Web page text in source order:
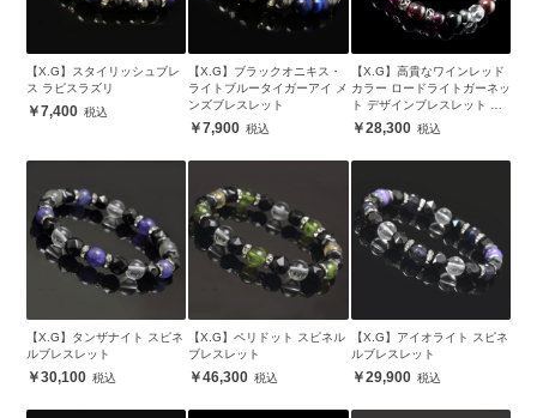
【X.G】スタイリッシュブレ
ス ラピスラズリ
7,400
【X.G】ブラックオニキス・
ライトブルータイガーアイ メ
ンズブレスレット
7,900
【X.G】高貴なワインレッド
カラー ロードライトガーネッ
ト デザインブレスレット メ
ンズ28,300
【X.G】タンザナイト スピネ
ルブレスレット
30,100
【X.G】ペリドット スピネル
ブレスレット
46,300
【X.G】アイオライト スピネ
ルブレスレット
29,900